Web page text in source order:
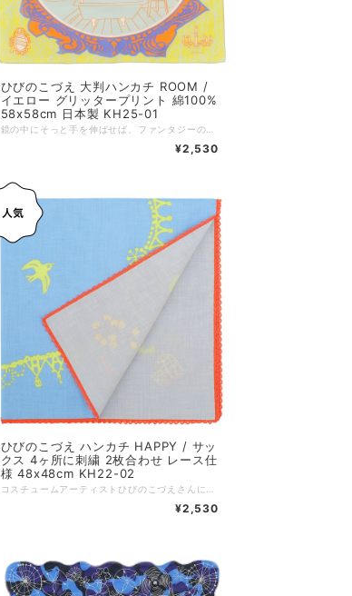
ひびのこづえ 大判ハンカチ ROOM /
イエロー グリッタープリント 綿100%
58x58cm 日本製 KH25-01
¥2,530
ひびのこづえ ハンカチ HAPPY / サッ
クス 4ヶ所に刺繍 2枚合わせ レース仕
様 48x48cm KH22-02
¥2,530